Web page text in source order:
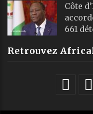
Côte
661
Retrouvez